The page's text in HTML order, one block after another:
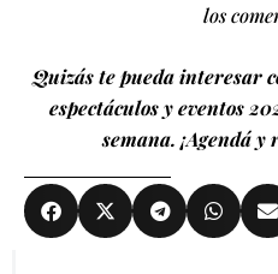
los
Quizás te pueda interesar
espectáculos y eventos
semana. ¡Agendá